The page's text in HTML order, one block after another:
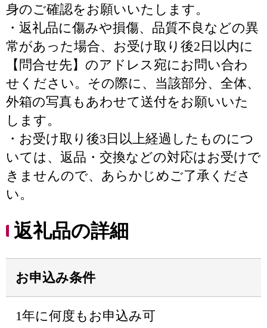
身のご確認をお願いいたします。
・返礼品に傷みや損傷、品質不良などの異
常があった場合、お受け取り後2日以内に
【問合せ先】のアドレス宛にお問い合わ
せください。その際に、当該部分、全体、
外箱の写真もあわせて送付をお願いいた
します。
・お受け取り後3日以上経過したものにつ
いては、返品・交換などの対応はお受けで
きませんので、あらかじめご了承くださ
い。
返礼品の詳細
お申込み条件
1年に何度もお申込み可